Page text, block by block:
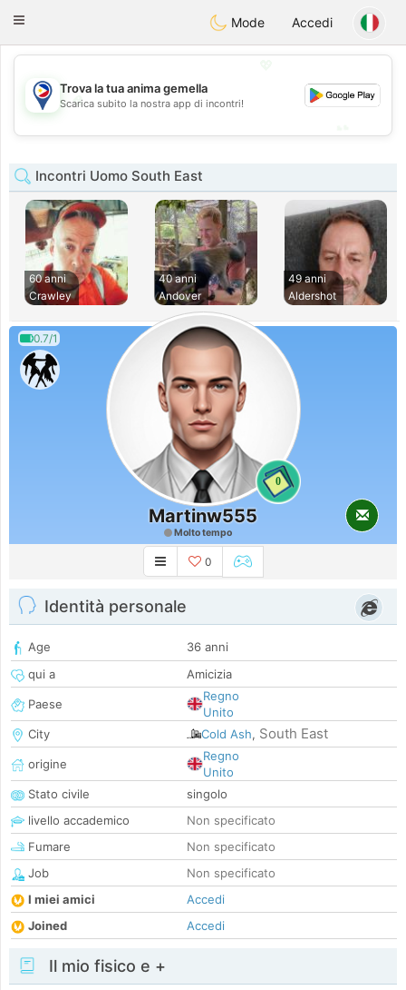
PhilippinesChat
Toggle
Mode Accedi
💖
💕
Trova la tua anima gemella
Scarica subito la nostra app di incontri!
Incontri Uomo South East
60 anni
Crawley
40 anni
Andover
49 anni
Aldershot
0.7/1
0
Martinw555
Molto tempo
0
Identità personale
Age
36 anni
qui a
Amicizia
Paese
Regno
Unito
City
Cold Ash, South East
origine
Regno
Unito
Stato civile
singolo
livello accademico
Non specificato
Fumare
Non specificato
Job
Non specificato
I miei amici
Accedi
Joined
Accedi
Il mio fisico e +